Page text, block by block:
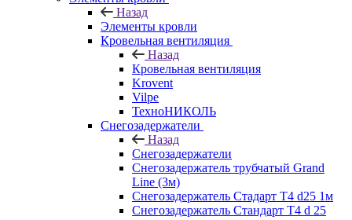
Назад
Элементы кровли
Кровельная вентиляция
Назад
Кровельная вентиляция
Krovent
Vilpe
ТехноНИКОЛЬ
Снегозадержатели
Назад
Снегозадержатели
Снегозадержатель трубчатый Grand
Line (3м)
Снегозадержатель Стадарт Т4 d25 1м
Снегозадержатель Стандарт Т4 d 25